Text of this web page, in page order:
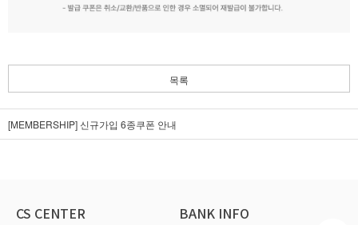
목록
[MEMBERSHIP] 신규가입 6종쿠폰 안내
CS CENTER BANK INFO